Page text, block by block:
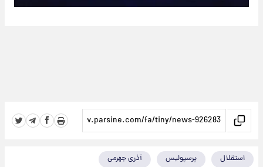
استقلال پرسپولیس آذری جهرمی